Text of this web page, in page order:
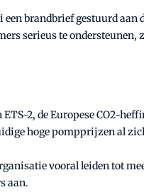
een brandbrief gestuurd
serieus te
2, de Europese CO2-
hoge pompprijzen al
vooral leiden tot
aan.